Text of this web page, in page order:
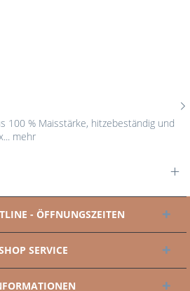
100 % Maisstärke, hitzebeständig und
mehr
- ÖFFNUNGSZEITEN
SERVICE